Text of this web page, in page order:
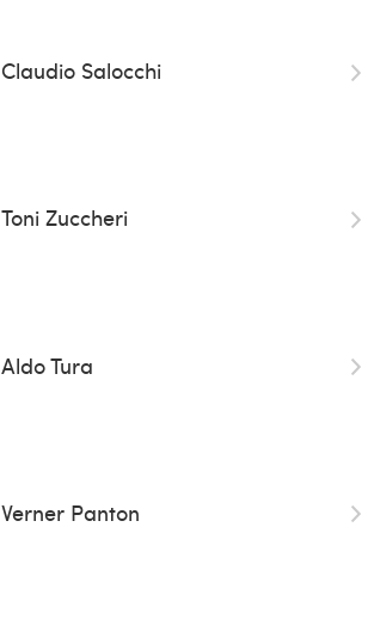
Claudio Salocchi
Toni Zuccheri
Aldo Tura
Verner Panton